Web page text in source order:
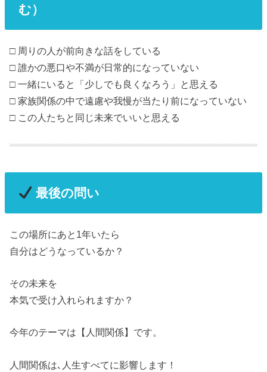
む）
□ 周りの人が前向きな話をしている
□ 誰かの悪口や不満が日常的になっていない
□ 一緒にいると「少しでも良くなろう」と思える
□ 家族関係の中で遠慮や我慢が当たり前になっていない
□ この人たちと同じ未来でいいと思える
最後の問い
この場所にあと1年いたら
自分はどうなっているか？
その未来を
本気で受け入れられますか？
今年のテーマは【人間関係】です。
人間関係は､人生すべてに影響します！